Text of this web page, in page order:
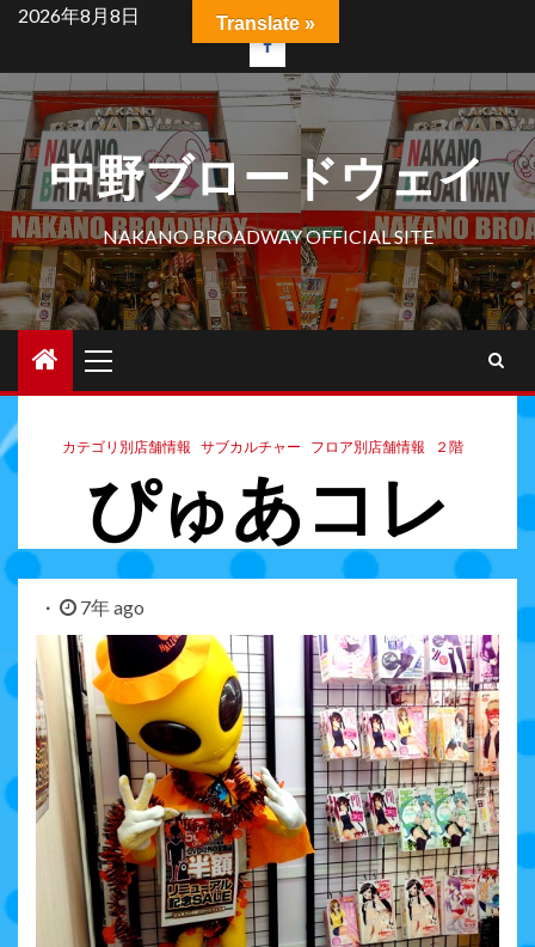
2026年8月8日
中野ブロードウェイ
NAKANO BROADWAY OFFICIAL SITE
カテゴリ別店舗情報 サブカルチャー フロア別店舗情報 ２階
ぴゅあコレ
7年 ago
Translate »